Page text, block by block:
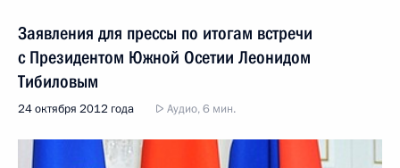
Заявления для прессы по итогам встречи
с Президентом Южной Осетии Леонидом
Тибиловым
24 октября 2012 года Аудио, 6 мин.